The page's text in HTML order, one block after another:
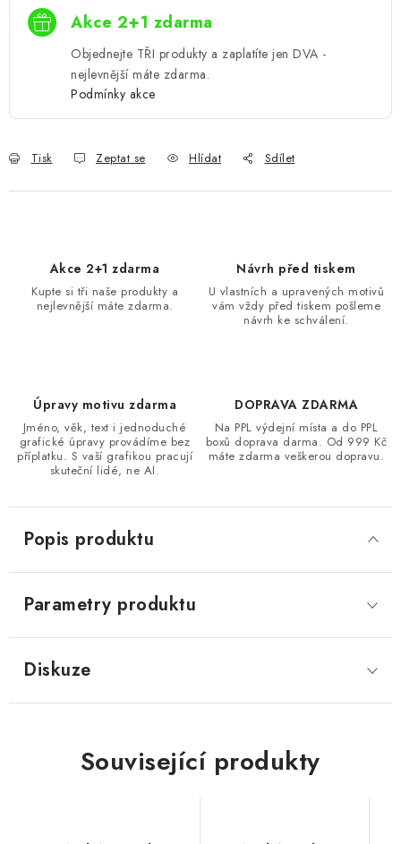
Akce 2+1 zdarma
Objednejte TŘI produkty a zaplatíte jen DVA -
nejlevnější máte zdarma.
Podmínky akce
Tisk Zeptat se Hlídat Sdílet
Akce 2+1 zdarma
Kupte si tři naše produkty a
nejlevnější máte zdarma.
Návrh před tiskem
U vlastních a upravených motivů
vám vždy před tiskem pošleme
návrh ke schválení.
Úpravy motivu zdarma
Jméno, věk, text i jednoduché
grafické úpravy provádíme bez
příplatku. S vaší grafikou pracují
skuteční lidé, ne AI.
DOPRAVA ZDARMA
Na PPL výdejní místa a do PPL
boxů doprava darma. Od 999 Kč
máte zdarma veškerou dopravu.
Popis produktu
Parametry produktu
Diskuze
Související produkty